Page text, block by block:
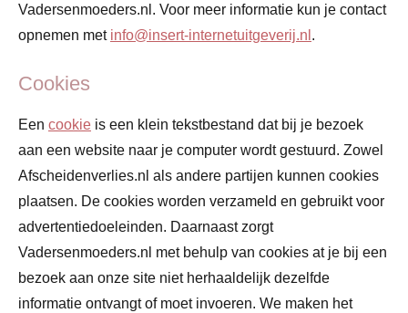
Vadersenmoeders.nl. Voor meer informatie kun je contact
opnemen met info@insert-internetuitgeverij.nl .
Cookies
Een cookie is een klein tekstbestand dat bij je bezoek
aan een website naar je computer wordt gestuurd. Zowel
Afscheidenverlies.nl als andere partijen kunnen cookies
plaatsen. De cookies worden verzameld en gebruikt voor
advertentiedoeleinden. Daarnaast zorgt
Vadersenmoeders.nl met behulp van cookies at je bij een
bezoek aan onze site niet herhaaldelijk dezelfde
informatie ontvangt of moet invoeren. We maken het